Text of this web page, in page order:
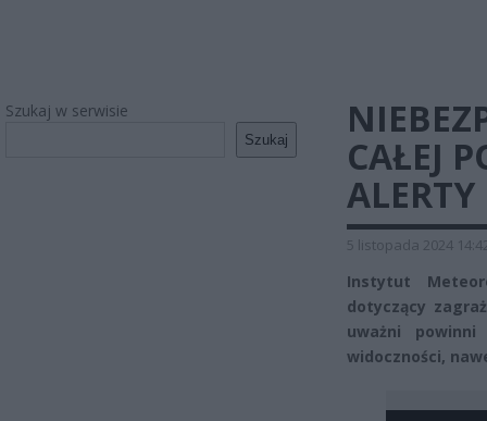
Szukaj w serwisie
Szukaj
CAŁEJ
5 listopada 2024
Instytut
dotyczący
uważni
widoczności,